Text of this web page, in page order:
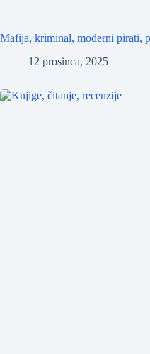
Mafija, kriminal, moderni pirati,
12 prosinca, 2025